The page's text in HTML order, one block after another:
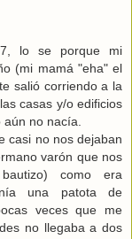
lo se porque mi
(mi mamá "eha" el
salió corriendo a la
casas y/o edificios
no nacía.
casi no nos dejaban
varón que nos
como era
una patota de
veces que me
no llegaba a dos